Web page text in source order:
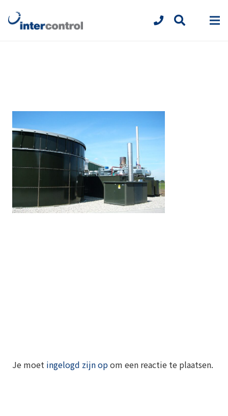
Je moet ingelogd zijn opom een reactie te plaatsen.